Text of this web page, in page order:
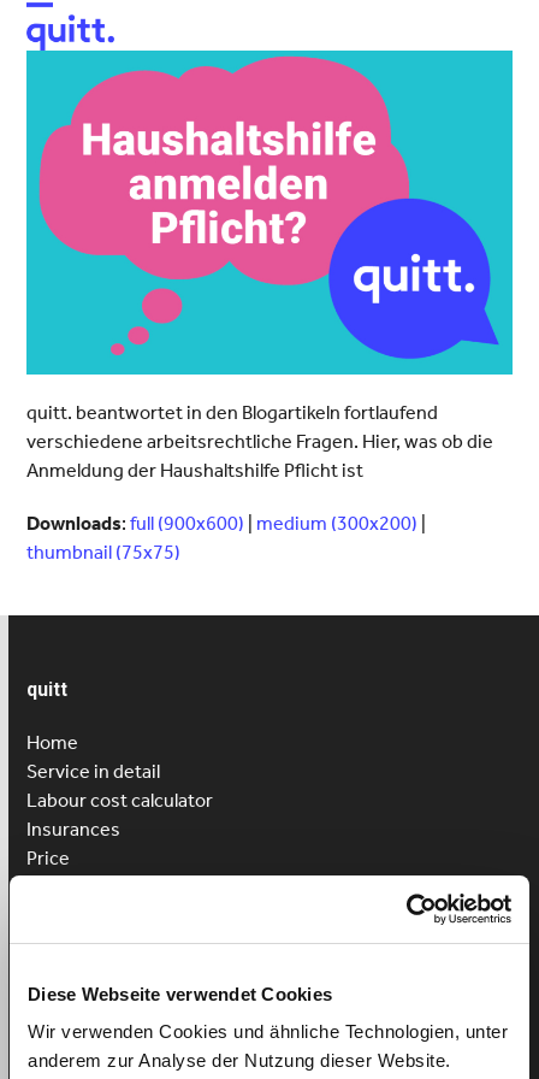
Diese Webseite verwendet Cookies
Wir verwenden Cookies und ähnliche Technologien, unter
anderem zur Analyse der Nutzung dieser Website.
Open
mobile
menu
Close
mobile
menu
quitt. beantwortet in den Blogartikeln fortlaufend
verschiedene arbeitsrechtliche Fragen. Hier, was ob die
Anmeldung der Haushaltshilfe Pflicht ist
Downloads:full (900x600) medium (300x200)
thumbnail (75x75)
quitt
Home
Service in detail
Labour cost calculator
Insurances
Price
Login
Hire cleaner
Hire childcare
Hire caregiver